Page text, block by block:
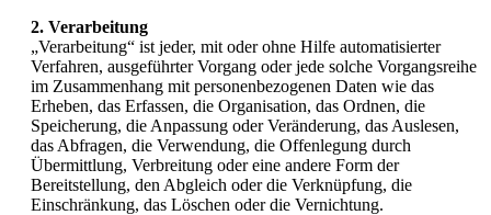
2. Verarbeitung
„Verarbeitung“ ist jeder, mit oder ohne Hilfe automatisierter
Verfahren, ausgeführter Vorgang oder jede solche Vorgangsreihe
im Zusammenhang mit personenbezogenen Daten wie das
Erheben, das Erfassen, die Organisation, das Ordnen, die
Speicherung, die Anpassung oder Veränderung, das Auslesen,
das Abfragen, die Verwendung, die Offenlegung durch
Übermittlung, Verbreitung oder eine andere Form der
Bereitstellung, den Abgleich oder die Verknüpfung, die
Einschränkung, das Löschen oder die Vernichtung.